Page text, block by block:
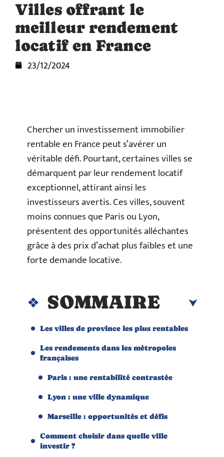
Villes offrant le
meilleur rendement
locatif en France
23/12/2024
Chercher un investissement immobilier
rentable en France peut s’avérer un
véritable défi. Pourtant, certaines villes se
démarquent par leur rendement locatif
exceptionnel, attirant ainsi les
investisseurs avertis. Ces villes, souvent
moins connues que Paris ou Lyon,
présentent des opportunités alléchantes
grâce à des prix d’achat plus faibles et une
forte demande locative.
SOMMAIRE
Les villes de province les plus rentables
Les rendements dans les métropoles
françaises
Paris : une rentabilité contrastée
Lyon : une ville dynamique
Marseille : opportunités et défis
Comment choisir dans quelle ville
investir ?